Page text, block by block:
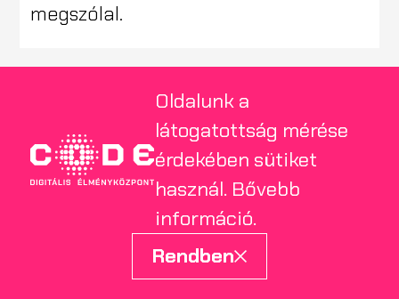
megszólal.
Oldalunk a
látogatottság mérése
érdekében sütiket
használ. Bővebb
információ.
Rendben